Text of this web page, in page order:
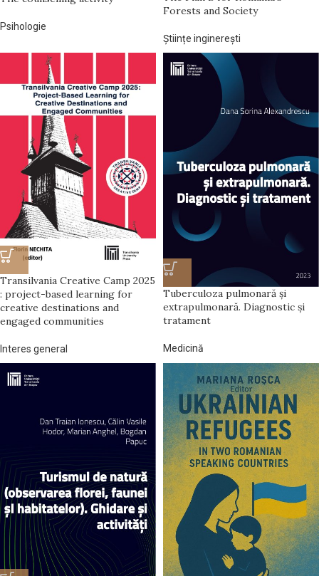
Psihologie
Forests and Society
Științe inginerești
Transilvania Creative Camp 2025
: project-based learning for
creative destinations and
engaged communities
Interes general
Tuberculoza pulmonară și
extrapulmonară. Diagnostic și
tratament
Medicină